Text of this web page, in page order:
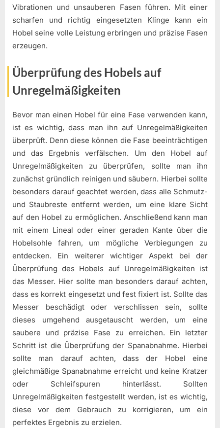
Vibrationen und unsauberen Fasen führen. Mit einer
scharfen und richtig eingesetzten Klinge kann ein
Hobel seine volle Leistung erbringen und präzise Fasen
erzeugen.
Überprüfung des Hobels auf
Unregelmäßigkeiten
Bevor man einen Hobel für eine Fase verwenden kann,
ist es wichtig, dass man ihn auf Unregelmäßigkeiten
überprüft. Denn diese können die Fase beeinträchtigen
und das Ergebnis verfälschen. Um den Hobel auf
Unregelmäßigkeiten zu überprüfen, sollte man ihn
zunächst gründlich reinigen und säubern. Hierbei sollte
besonders darauf geachtet werden, dass alle Schmutz-
und Staubreste entfernt werden, um eine klare Sicht
auf den Hobel zu ermöglichen. Anschließend kann man
mit einem Lineal oder einer geraden Kante über die
Hobelsohle fahren, um mögliche Verbiegungen zu
entdecken. Ein weiterer wichtiger Aspekt bei der
Überprüfung des Hobels auf Unregelmäßigkeiten ist
das Messer. Hier sollte man besonders darauf achten,
dass es korrekt eingesetzt und fest fixiert ist. Sollte das
Messer beschädigt oder verschlissen sein, sollte
dieses umgehend ausgetauscht werden, um eine
saubere und präzise Fase zu erreichen. Ein letzter
Schritt ist die Überprüfung der Spanabnahme. Hierbei
sollte man darauf achten, dass der Hobel eine
gleichmäßige Spanabnahme erreicht und keine Kratzer
oder Schleifspuren hinterlässt. Sollten
Unregelmäßigkeiten festgestellt werden, ist es wichtig,
diese vor dem Gebrauch zu korrigieren, um ein
perfektes Ergebnis zu erzielen.